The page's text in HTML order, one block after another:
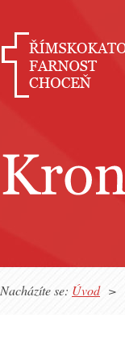
Nacházíte se: Úvod>